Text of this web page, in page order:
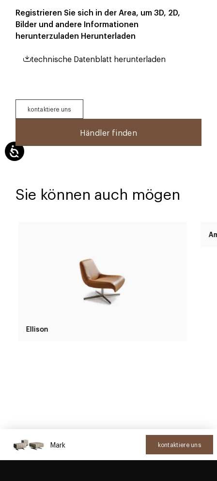
Registrieren Sie sich in der Area, um 3D, 2D,
Bilder und andere Informationen
herunterzuladen Herunterladen
technische Datenblatt herunterladen
kontaktiere uns
Händler finden
Sie können auch mögen
Ellison
Mark kontaktiere uns